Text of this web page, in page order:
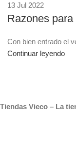
13 Jul 2022
Razones
Con bien entrado el
Continuar leyendo
Tiendas Vieco – La